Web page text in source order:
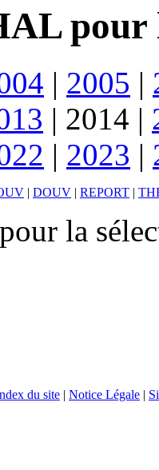
pour
| 2005 |
| 2014 |
| 2023 |
| DOUV | REPORT |
la
du site | Notice Légale |